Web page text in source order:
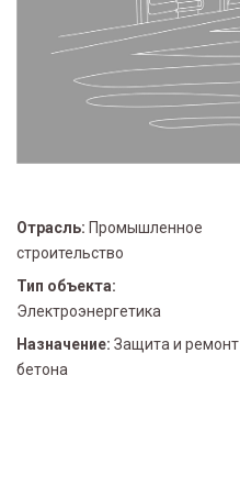
Отрасль: Промышленное
строительство
Тип объекта:
Электроэнергетика
Назначение: Защита и ремонт
бетона